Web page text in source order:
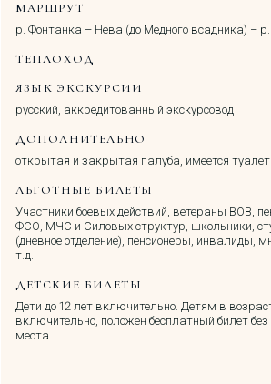
МАРШРУТ
р. Фонтанка – Нева (до Медного всадника) –
ТЕПЛОХОД
ЯЗЫК ЭКСКУРСИИ
русский, аккредитованный экскурсовод
ДОПОЛНИТЕЛЬНО
открытая и закрытая палуба, имеется туалет
ЛЬГОТНЫЕ БИЛЕТЫ
Участники боевых действий, ветераны ВОВ,
ФСО, МЧС и Силовых структур, школьники,
(дневное отделение), пенсионеры, инвалиды,
т.д.
ДЕТСКИЕ БИЛЕТЫ
Дети до 12 лет включительно. Детям в
включительно, положен бесплатный билет без
места.